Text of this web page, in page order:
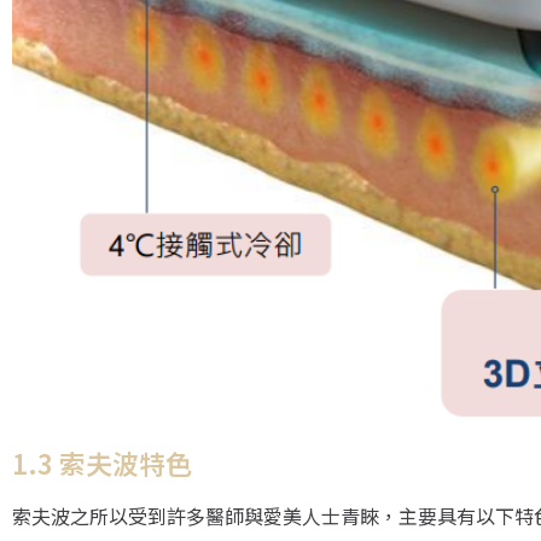
1.3 索夫波特色
索夫波之所以受到許多醫師與愛美人士青睞，主要具有以下特